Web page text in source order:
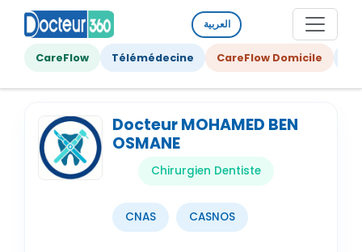
العربية
CareFlow Télémédecine CareFlow Domicile
Docteur MOHAMED BEN
OSMANE
Chirurgien Dentiste
CNAS CASNOS